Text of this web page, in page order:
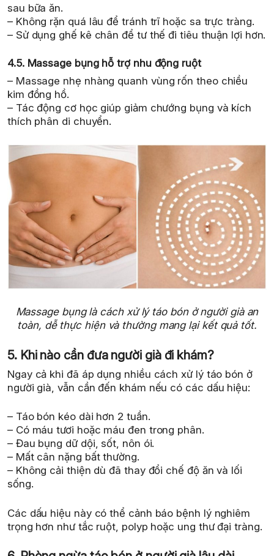
sau bữa ăn.
– Không rặn quá lâu để tránh trĩ hoặc sa trực tràng.
– Sử dụng ghế kê chân để tư thế đi tiêu thuận lợi hơn.
4.5. Massage bụng hỗ trợ nhu động ruột
– Massage nhẹ nhàng quanh vùng rốn theo chiều
kim đồng hồ.
– Tác động cơ học giúp giảm chướng bụng và kích
thích phân di chuyển.
Massage bụng là cách xử lý táo bón ở người già an
toàn, dễ thực hiện và thường mang lại kết quả tốt.
5. Khi nào cần đưa người già đi khám?
Ngay cả khi đã áp dụng nhiều cách xử lý táo bón ở
người già, vẫn cần đến khám nếu có các dấu hiệu:
– Táo bón kéo dài hơn 2 tuần.
– Có máu tươi hoặc máu đen trong phân.
– Đau bụng dữ dội, sốt, nôn ói.
– Mất cân nặng bất thường.
– Không cải thiện dù đã thay đổi chế độ ăn và lối
sống.
Các dấu hiệu này có thể cảnh báo bệnh lý nghiêm
trọng hơn như tắc ruột, polyp hoặc ung thư đại tràng.